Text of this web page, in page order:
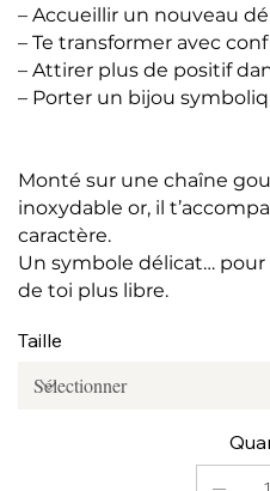
– Accueillir un nouveau
– Te transformer avec
– Attirer plus de positif
– Porter un bijou
Monté sur une chaîne
inoxydable or, il
caractère.
Un symbole délicat… pour
de toi plus libre.
Taille